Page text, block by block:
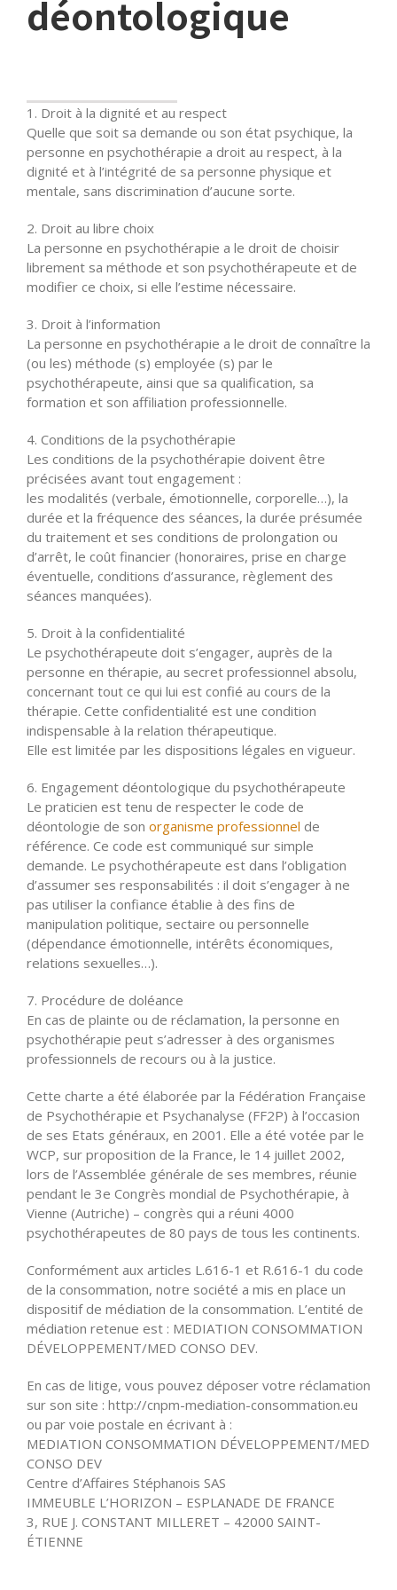
déontologique
1. Droit à la dignité et au respect
Quelle que soit sa demande ou son état psychique, la
personne en psychothérapie a droit au respect, à la
dignité et à l’intégrité de sa personne physique et
mentale, sans discrimination d’aucune sorte.
2. Droit au libre choix
La personne en psychothérapie a le droit de choisir
librement sa méthode et son psychothérapeute et de
modifier ce choix, si elle l’estime nécessaire.
3. Droit à l’information
La personne en psychothérapie a le droit de connaître la
(ou les) méthode (s) employée (s) par le
psychothérapeute, ainsi que sa qualification, sa
formation et son affiliation professionnelle.
4. Conditions de la psychothérapie
Les conditions de la psychothérapie doivent être
précisées avant tout engagement :
les modalités (verbale, émotionnelle, corporelle…), la
durée et la fréquence des séances, la durée présumée
du traitement et ses conditions de prolongation ou
d’arrêt, le coût financier (honoraires, prise en charge
éventuelle, conditions d’assurance, règlement des
séances manquées).
5. Droit à la confidentialité
Le psychothérapeute doit s’engager, auprès de la
personne en thérapie, au secret professionnel absolu,
concernant tout ce qui lui est confié au cours de la
thérapie. Cette confidentialité est une condition
indispensable à la relation thérapeutique.
Elle est limitée par les dispositions légales en vigueur.
6. Engagement déontologique du psychothérapeute
Le praticien est tenu de respecter le code de
déontologie de son organisme professionnel de
référence. Ce code est communiqué sur simple
demande. Le psychothérapeute est dans l’obligation
d’assumer ses responsabilités : il doit s’engager à ne
pas utiliser la confiance établie à des fins de
manipulation politique, sectaire ou personnelle
(dépendance émotionnelle, intérêts économiques,
relations sexuelles…).
7. Procédure de doléance
En cas de plainte ou de réclamation, la personne en
psychothérapie peut s’adresser à des organismes
professionnels de recours ou à la justice.
Cette charte a été élaborée par la Fédération Française
de Psychothérapie et Psychanalyse (FF2P) à l’occasion
de ses Etats généraux, en 2001. Elle a été votée par le
WCP, sur proposition de la France, le 14 juillet 2002,
lors de l’Assemblée générale de ses membres, réunie
pendant le 3e Congrès mondial de Psychothérapie, à
Vienne (Autriche) – congrès qui a réuni 4000
psychothérapeutes de 80 pays de tous les continents.
Conformément aux articles L.616-1 et R.616-1 du code
de la consommation, notre société a mis en place un
dispositif de médiation de la consommation. L’entité de
médiation retenue est : MEDIATION CONSOMMATION
DÉVELOPPEMENT/MED CONSO DEV.
En cas de litige, vous pouvez déposer votre réclamation
sur son site : http://cnpm-mediation-consommation.eu
ou par voie postale en écrivant à :
MEDIATION CONSOMMATION DÉVELOPPEMENT/MED
CONSO DEV
Centre d’Affaires Stéphanois SAS
IMMEUBLE L’HORIZON – ESPLANADE DE FRANCE
3, RUE J. CONSTANT MILLERET – 42000 SAINT-
ÉTIENNE